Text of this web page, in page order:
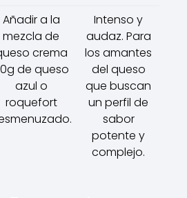
Añadir a la
mezcla de
crema
de queso
azul o
roquefort
Intenso y
audaz. Para
los amantes
del queso
que buscan
un perfil de
sabor
potente y
complejo.